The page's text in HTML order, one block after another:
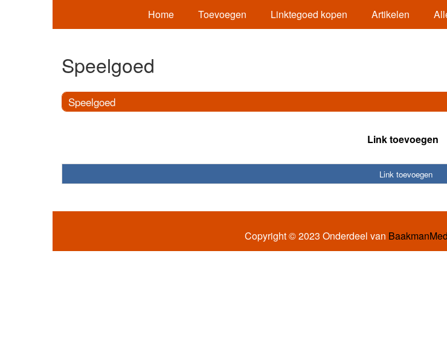
Home Toevoegen Linktegoed kopen Artikelen
Speelgoed
Speelgoed
Link toevoegen
Link toevoegen
Copyright © 2023 Onderdeel van